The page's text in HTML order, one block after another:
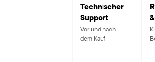
Technischer
Support
Vor und nach
dem Kauf